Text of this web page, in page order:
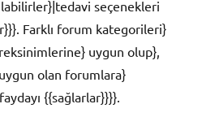
seçenekleri
Farklı forum kategorileri}
uygun olup},
olan forumlara}
{{sağlarlar}}}}.